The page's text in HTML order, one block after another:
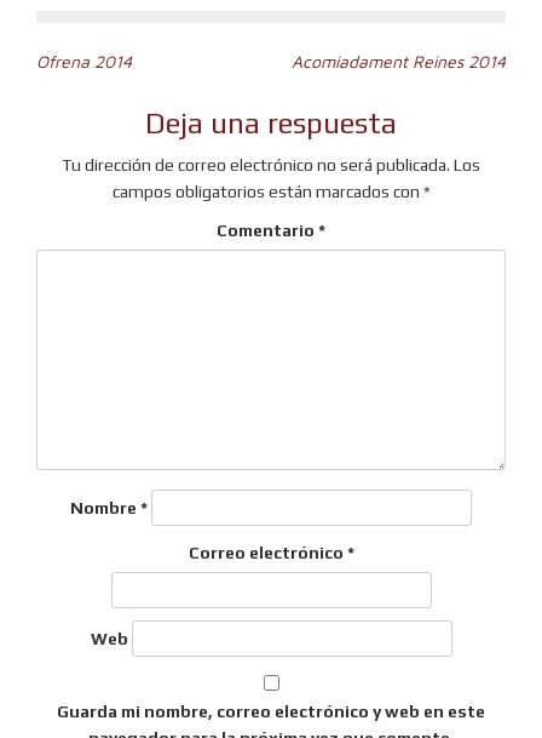
Navegación
entradas
Ofrena 2014 Acomiadament Reines 2014
Deja una respuesta
Tu dirección de correo electrónico no será publicada. Los
campos obligatorios están marcados con *
Comentario *
Nombre *
Correo electrónico *
Web
Guarda mi nombre, correo electrónico y web en este